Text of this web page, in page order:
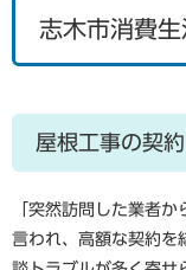
志木市消費
屋根工事の契
「突然訪問した業者
言われ、高額な契約を